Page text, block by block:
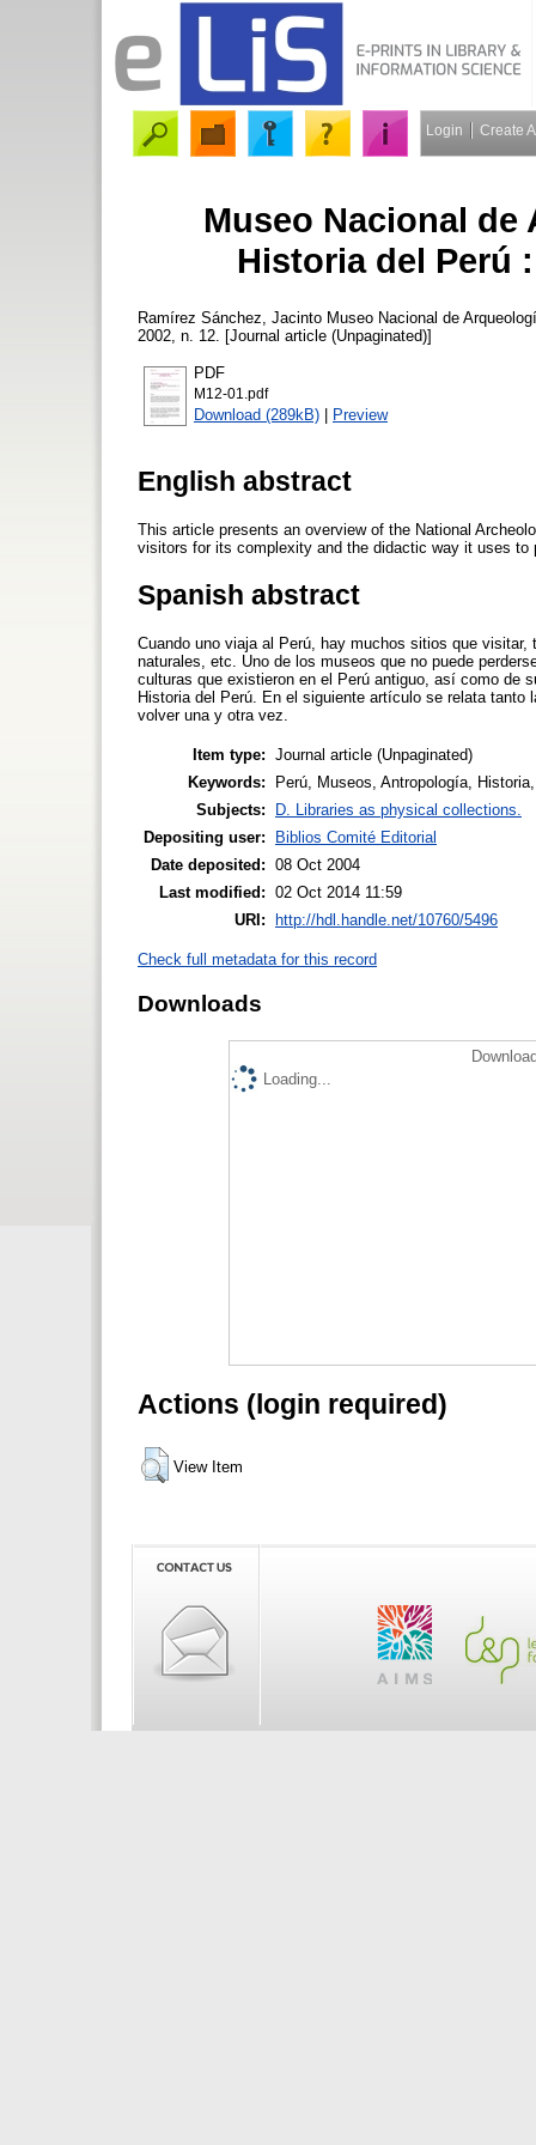
Login Create
Museo Nacional
Historia del Perú
Ramírez Sánchez, Jacinto Museo Nacional de
2002, n. 12. [Journal article (Unpaginated)]
PDF
M12-01.pdf
Download (289kB) | Preview
English abstract
This article presents an overview of the National
visitors for its complexity and the didactic way it uses
Spanish abstract
Cuando uno viaja al Perú, hay muchos sitios que
naturales, etc. Uno de los museos que no puede
culturas que existieron en el Perú antiguo, así como de
Historia del Perú. En el siguiente artículo se relata
volver una y otra vez.
Item type: Journal article (Unpaginated)
Keywords:
Perú, Museos, Antropología,
Subjects:
D. Libraries as physical collections.
Depositing user:
Biblios Comité Editorial
Date deposited: 08 Oct 2004
Last modified: 02 Oct 2014 11:59
URI:
http://hdl.handle.net/10760/5496
Check full metadata for this record
Downloads
Loading...
Actions (login required)
View Item